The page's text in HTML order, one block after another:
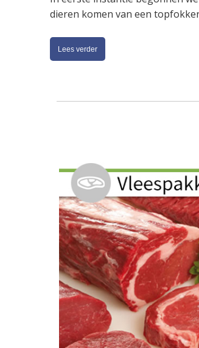
dieren komen van een
Lees verder